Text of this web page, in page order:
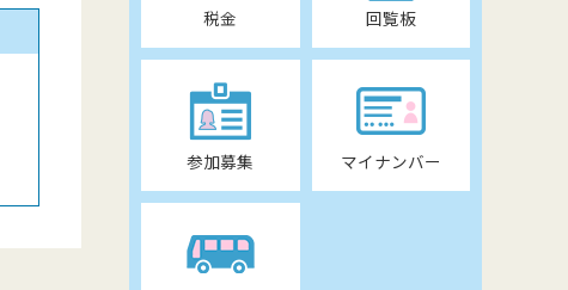
税金 回覧板
参加募集 マイナンバー